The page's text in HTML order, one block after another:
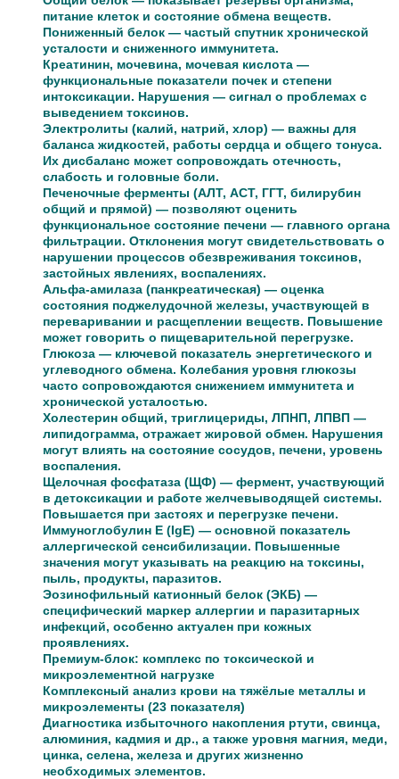
питание клеток и состояние обмена веществ.
Пониженный белок — частый спутник хронической
усталости и сниженного иммунитета.
Креатинин, мочевина, мочевая кислота —
функциональные показатели почек и степени
интоксикации. Нарушения — сигнал о проблемах с
выведением токсинов.
Электролиты (калий, натрий, хлор) — важны для
баланса жидкостей, работы сердца и общего тонуса.
Их дисбаланс может сопровождать отечность,
слабость и головные боли.
Печеночные ферменты (АЛТ, АСТ, ГГТ, билирубин
общий и прямой) — позволяют оценить
функциональное состояние печени — главного органа
фильтрации. Отклонения могут свидетельствовать о
нарушении процессов обезвреживания токсинов,
застойных явлениях, воспалениях.
Альфа-амилаза (панкреатическая) — оценка
состояния поджелудочной железы, участвующей в
переваривании и расщеплении веществ. Повышение
может говорить о пищеварительной перегрузке.
Глюкоза — ключевой показатель энергетического и
углеводного обмена. Колебания уровня глюкозы
часто сопровождаются снижением иммунитета и
хронической усталостью.
Холестерин общий, триглицериды, ЛПНП, ЛПВП —
липидограмма, отражает жировой обмен. Нарушения
могут влиять на состояние сосудов, печени, уровень
воспаления.
Щелочная фосфатаза (ЩФ) — фермент, участвующий
в детоксикации и работе желчевыводящей системы.
Повышается при застоях и перегрузке печени.
Иммуноглобулин Е (IgE) — основной показатель
аллергической сенсибилизации. Повышенные
значения могут указывать на реакцию на токсины,
пыль, продукты, паразитов.
Эозинофильный катионный белок (ЭКБ) —
специфический маркер аллергии и паразитарных
инфекций, особенно актуален при кожных
проявлениях.
Премиум-блок: комплекс по токсической и
микроэлементной нагрузке
Комплексный анализ крови на тяжёлые металлы и
микроэлементы (23 показателя)
Диагностика избыточного накопления ртути, свинца,
алюминия, кадмия и др., а также уровня магния, меди,
цинка, селена, железа и других жизненно
необходимых элементов.